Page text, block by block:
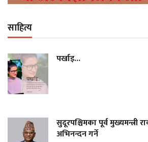
साहित्य
पर्खाइ...
सुदूरपश्चिमका पूर्व मुख्यमन्त्री
अभिनन्दन गर्ने